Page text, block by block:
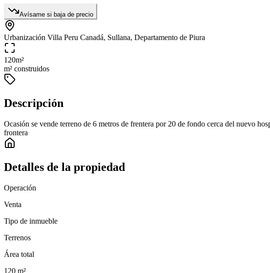
Avísame si baja de precio
Urbanización Villa Peru Canadá, Sullana, Departamento de Piura
120m²
m² construidos
Descripción
Ocasión se vende terreno de 6 metros de frentera por 20 de fondo cerca del nuevo
frontera
Detalles de la propiedad
Operación
Venta
Tipo de inmueble
Terrenos
Área total
120 m²